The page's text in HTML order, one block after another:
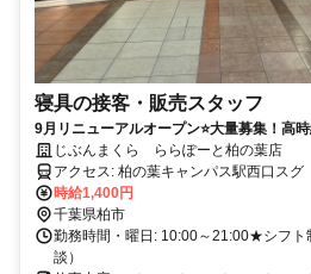
寝具の接客・販売スタッフ
9月リニューアルオープン⭐大量募集！高
じぶんまくら ららぽーと柏の葉店
アクセス: 柏の葉キャンパス駅西口スグ
時給1,400円
千葉県柏市
勤務時間・曜日: 10:00～21:00★シフト
談）